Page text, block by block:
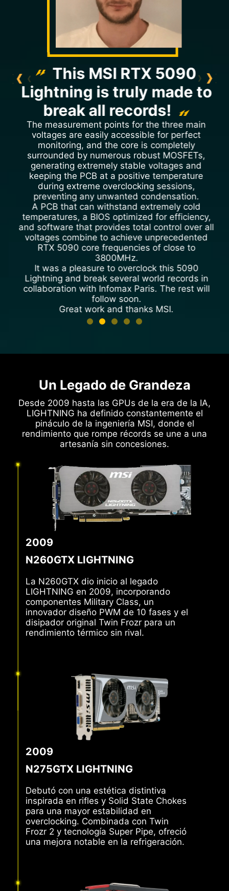
This MSI RTX 5090
Lightning is truly made to
break all records!
The measurement points for the three main
voltages are easily accessible for perfect
monitoring, and the core is completely
surrounded by numerous robust MOSFETs,
generating extremely stable voltages and
keeping the PCB at a positive temperature
during extreme overclocking sessions,
preventing any unwanted condensation.
A PCB that can withstand extremely cold
temperatures, a BIOS optimized for efficiency,
and software that provides total control over all
voltages combine to achieve unprecedented
RTX 5090 core frequencies of close to
3800MHz.
It was a pleasure to overclock this 5090
Lightning and break several world records in
collaboration with Infomax Paris. The rest will
follow soon.
Great work and thanks MSI.
Un Legado de Grandeza
Desde 2009 hasta las GPUs de la era de la IA,
LIGHTNING ha definido constantemente el
pináculo de la ingeniería MSI, donde el
rendimiento que rompe récords se une a una
artesanía sin concesiones.
2009
N260GTX LIGHTNING
La N260GTX dio inicio al legado
LIGHTNING en 2009, incorporando
componentes Military Class, un
innovador diseño PWM de 10 fases y el
disipador original Twin Frozr para un
rendimiento térmico sin rival.
2009
N275GTX LIGHTNING
Debutó con una estética distintiva
inspirada en rifles y Solid State Chokes
para una mayor estabilidad en
overclocking. Combinada con Twin
Frozr 2 y tecnología Super Pipe, ofreció
una mejora notable en la refrigeración.